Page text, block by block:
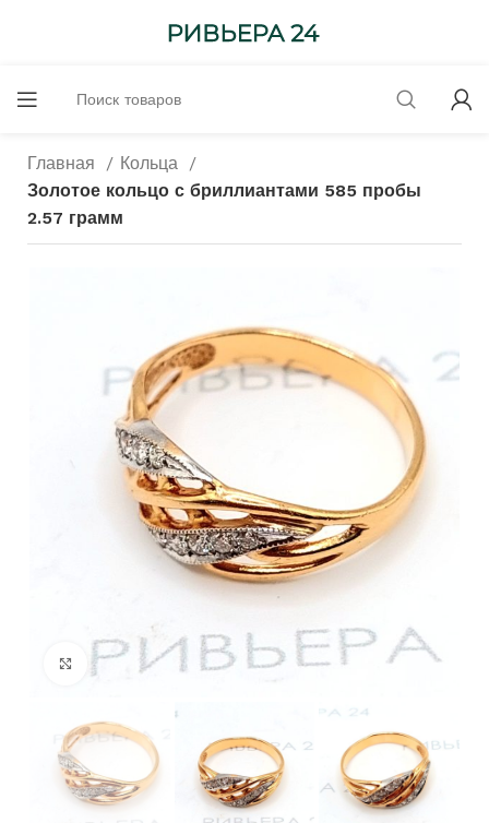
Главная
Кольца
Золотое кольцо с бриллиантами 585 пробы
2.57 грамм
Нажмите, чтобы увеличить